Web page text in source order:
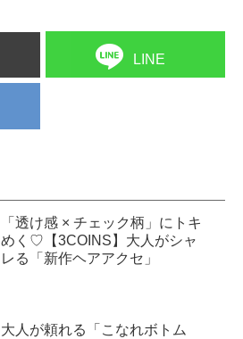
LINE
「透け感 × チェック柄」にトキ
めく♡【3COINS】大人がシャ
レる「新作ヘアアクセ」
大人が頼れる「こなれボトム